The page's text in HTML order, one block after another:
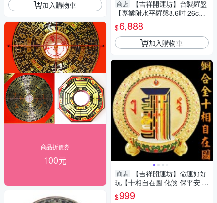
加入購物車
商品折價券
100元
商店
【吉祥開運坊】台製羅盤
【專業附水平羅盤8.6吋 26cm
綜合 台灣製 電木 鎮宅 保平安
量方位】
$6,888
加入購物車
商店
【吉祥開運坊】命運好好
玩【十相自在圖 化煞 保平安 轉
禍為福 】開光 擇日
$999